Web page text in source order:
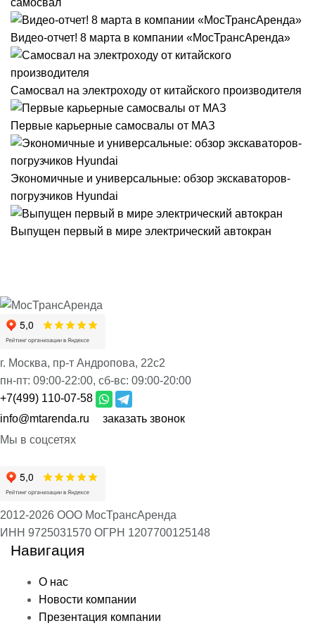
Видео-отчет! 8 марта в компании «МосТрансАренда»
Самосвал на электроходу от китайского производителя
Первые карьерные самосвалы от МАЗ
Экономичные и универсальные: обзор экскаваторов-
погрузчиков Hyundai
Выпущен первый в мире электрический автокран
г. Москва, пр-т Андропова, 22с2
пн-пт: 09:00-22:00, сб-вс: 09:00-20:00
+7(499) 110-07-58
info@mtarenda.ru
заказать звонок
Мы в соцсетях
2012-2026 ООО МосТрансАренда
ИНН 9725031570 ОГРН 1207700125148
Навигация
О нас
Новости компании
Презентация компании